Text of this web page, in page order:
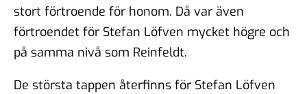
stort förtroende för honom. Då var även
förtroendet för Stefan Löfven mycket högre och
på samma nivå som Reinfeldt.
De största tappen återfinns för Stefan Löfven